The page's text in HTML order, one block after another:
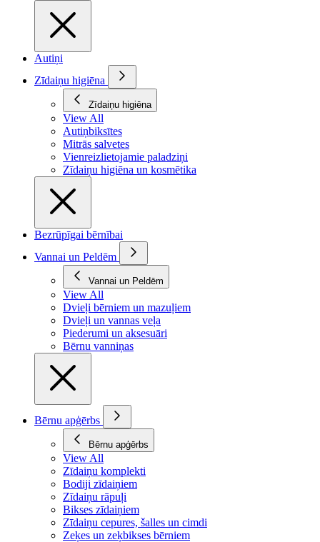
Autiņi
Zīdaiņu higiēna
Zīdaiņu higiēna
View All
Autiņbiksītes
Mitrās salvetes
Vienreizlietojamie paladziņi
Zīdaiņu higiēna un kosmētika
Bezrūpīgai bērnībai
Vannai un Peldēm
Vannai un Peldēm
View All
Dvieļi bērniem un mazuļiem
Dvieļi un vannas veļa
Piederumi un aksesuāri
Bērnu vanniņas
Bērnu apģērbs
Bērnu apģērbs
View All
Zīdaiņu komplekti
Bodiji zīdaiņiem
Zīdaiņu rāpuļi
Bikses zīdaiņiem
Zīdaiņu cepures, šalles un cimdi
Zeķes un zeķbikses bērniem